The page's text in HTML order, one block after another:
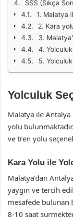
SSS (Sıkça
1. Malatya
2. Kara
3.
4. Yolculuk
5.
Yolculuk
Malatya ile Antalya
yolu
ve tren yolu
Kara Yolu ile
Malatya’dan
yaygın ve tercih
mesafede bulunan
8-10 saat